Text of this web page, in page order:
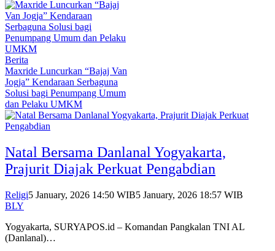
Berita
Maxride Luncurkan “Bajaj Van
Jogja” Kendaraan Serbaguna
Solusi bagi Penumpang Umum
dan Pelaku UMKM
Natal Bersama Danlanal Yogyakarta,
Prajurit Diajak Perkuat Pengabdian
Religi5 January, 2026 14:50 WIB5 January, 2026 18:57 WIB
BLY
Yogyakarta, SURYAPOS.id – Komandan Pangkalan TNI AL
(Danlanal)…